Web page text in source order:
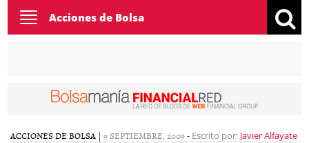
Toggle
navigation
Acciones de Bolsa
ACCIONES DE BOLSA | 9 SEPTIEMBRE, 2009- Escrito por: Javier Alfayate